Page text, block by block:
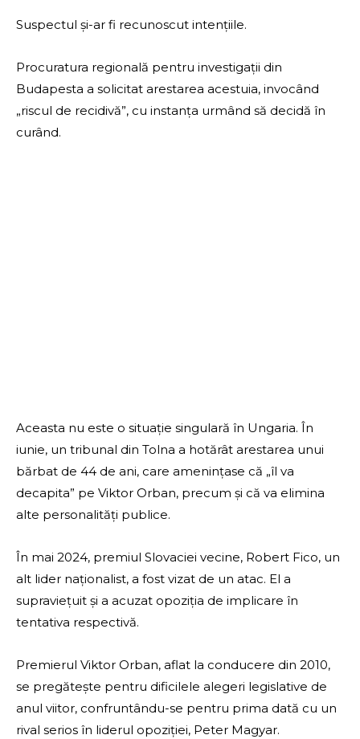
Suspectul şi-ar fi recunoscut intenţiile.
Procuratura regională pentru investigaţii din
Budapesta a solicitat arestarea acestuia, invocând
„riscul de recidivă”, cu instanţa urmând să decidă în
curând.
Aceasta nu este o situaţie singulară în Ungaria. În
iunie, un tribunal din Tolna a hotărât arestarea unui
bărbat de 44 de ani, care ameninţase că „îl va
decapita” pe Viktor Orban, precum şi că va elimina
alte personalităţi publice.
În mai 2024, premiul Slovaciei vecine, Robert Fico, un
alt lider naţionalist, a fost vizat de un atac. El a
supravieţuit şi a acuzat opoziţia de implicare în
tentativa respectivă.
Premierul Viktor Orban, aflat la conducere din 2010,
se pregăteşte pentru dificilele alegeri legislative de
anul viitor, confruntându-se pentru prima dată cu un
rival serios în liderul opoziţiei, Peter Magyar.